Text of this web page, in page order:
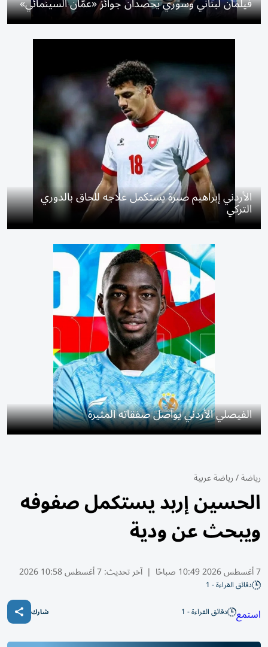
الأردني إبراهيم صبرة يستكمل علاجه للحاق بالدوري
التركي
الفيصلي الأردني يواصل صفقاته المثيرة
رياضة/رياضة عربية
الحسين إربد يستكمل صفوفه
ويبحث عن ودية
7 أغسطس 2026 10:49 صباحًا | آخر تحديث:7 أغسطس 10:58 2026
دقائق القراءة - 1
استمع دقائق القراءة - 1 شارك